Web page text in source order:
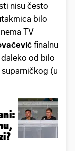
nisu često
bilo
TV
finalnu
od bilo
(u